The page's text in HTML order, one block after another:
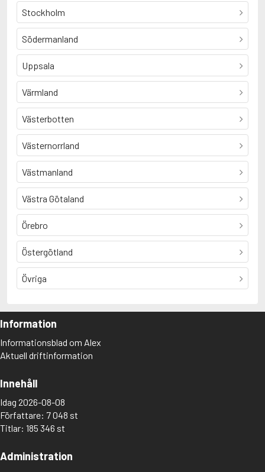
Stockholm
Södermanland
Uppsala
Värmland
Västerbotten
Västernorrland
Västmanland
Västra Götaland
Örebro
Östergötland
Övriga
Information
Informationsblad om Alex
Aktuell driftinformation
Innehåll
Idag 2026-08-08
Författare: 7 048 st
Titlar: 185 346 st
Administration